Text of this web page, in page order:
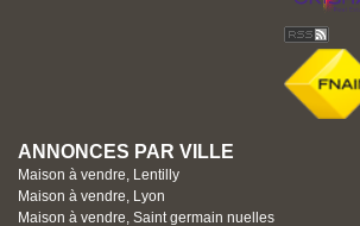
ANNONCES PAR VILLE
Maison à vendre, Lentilly
Maison à vendre, Lyon
Maison à vendre, Saint germain nuelles